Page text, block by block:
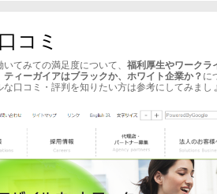
コミ
てみての満足度について、 福利厚生やワークラ
ティーガイアはブラックか、ホワイト企業か？ に
口コミ・評判を知りたい方は参考にしてみまし